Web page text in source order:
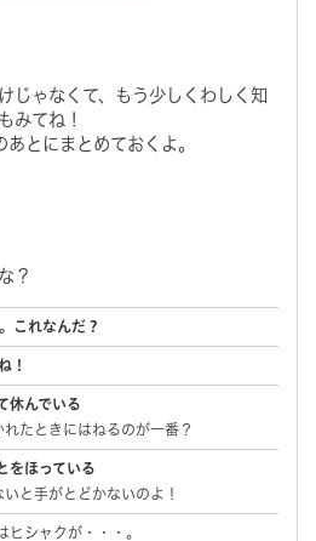
じゃなくて、もう少しくわしく知
みてね！
とにまとめておくよ。
？
これなんだ？
！
休んでいる
きにはねるのが一番？
をほっている
がとどかないのよ！
ヒシャクが・・・。